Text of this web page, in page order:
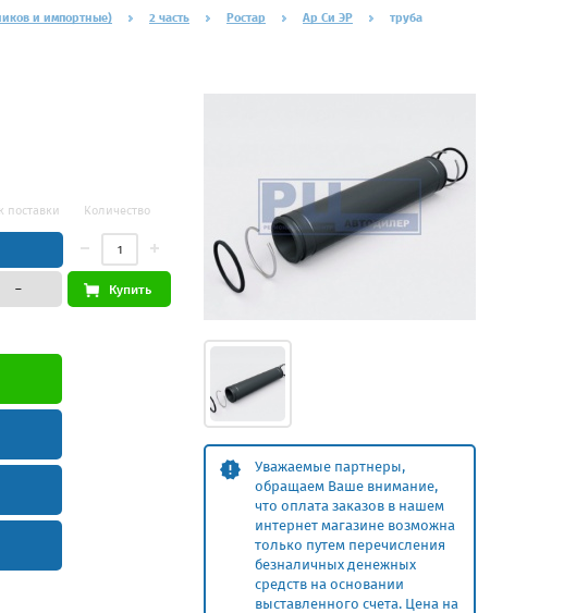
и импортные) 2 часть Ростар Ар Си ЭР
труба
Уважаемые партнеры,
обращаем Ваше внимание,
что оплата заказов в нашем
интернет магазине возможна
только путем перечисления
безналичных денежных
средств на основании
выставленного счета. Цена на
поставки Количество
– Купить